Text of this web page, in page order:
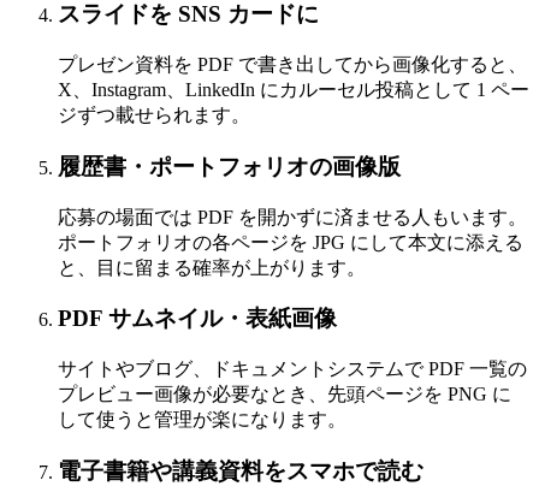
スライドを SNS カードに
プレゼン資料を PDF で書き出してから画像化すると、
X、Instagram、LinkedIn にカルーセル投稿として 1 ペー
ジずつ載せられます。
履歴書・ポートフォリオの画像版
応募の場面では PDF を開かずに済ませる人もいます。
ポートフォリオの各ページを JPG にして本文に添える
と、目に留まる確率が上がります。
PDF サムネイル・表紙画像
サイトやブログ、ドキュメントシステムで PDF 一覧の
プレビュー画像が必要なとき、先頭ページを PNG に
して使うと管理が楽になります。
電子書籍や講義資料をスマホで読む